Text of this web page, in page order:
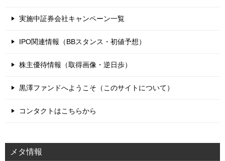
実施中証券会社キャンペーン一覧
IPO関連情報（BBスタンス・初値予想）
株主優待情報（取得画像・逆日歩）
黒澤ファンドへようこそ（このサイトについて）
コンタクトはこちらから
メタ情報